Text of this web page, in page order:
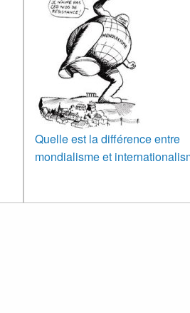
Quelle est la différence entre
mondialisme et